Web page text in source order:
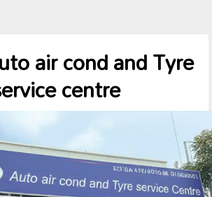
air cond and Tyre
centre